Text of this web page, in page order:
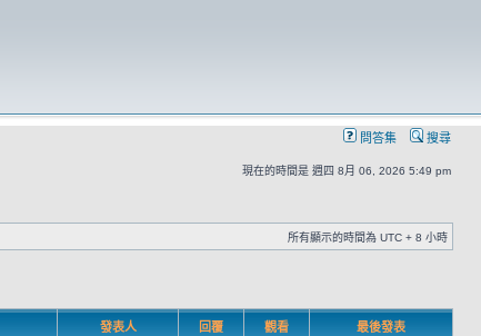
問答集 搜尋
現在的時間是 週四 8月 06, 2026 5:49 pm
所有顯示的時間為 UTC + 8 小時
發表人 回覆 觀看 最後發表